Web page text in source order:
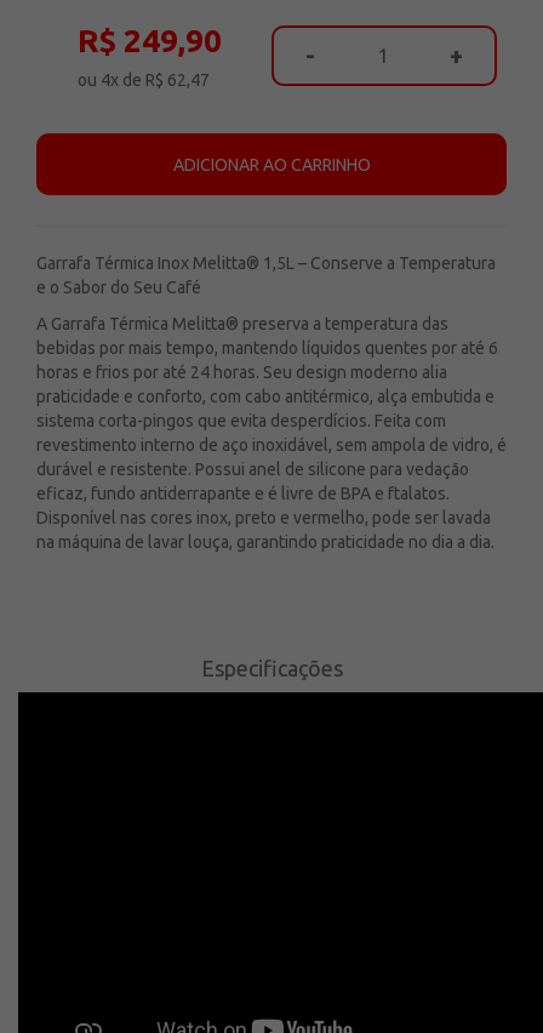
R$ 249,90
ou 4x de R$ 62,47
- +
ADICIONAR AO CARRINHO
Garrafa Térmica Inox Melitta® 1,5L – Conserve a Temperatura
e o Sabor do Seu Café
A Garrafa Térmica Melitta® preserva a temperatura das
bebidas por mais tempo, mantendo líquidos quentes por até 6
horas e frios por até 24 horas. Seu design moderno alia
praticidade e conforto, com cabo antitérmico, alça embutida e
sistema corta-pingos que evita desperdícios. Feita com
revestimento interno de aço inoxidável, sem ampola de vidro, é
durável e resistente. Possui anel de silicone para vedação
eficaz, fundo antiderrapante e é livre de BPA e ftalatos.
Disponível nas cores inox, preto e vermelho, pode ser lavada
na máquina de lavar louça, garantindo praticidade no dia a dia.
Especificações